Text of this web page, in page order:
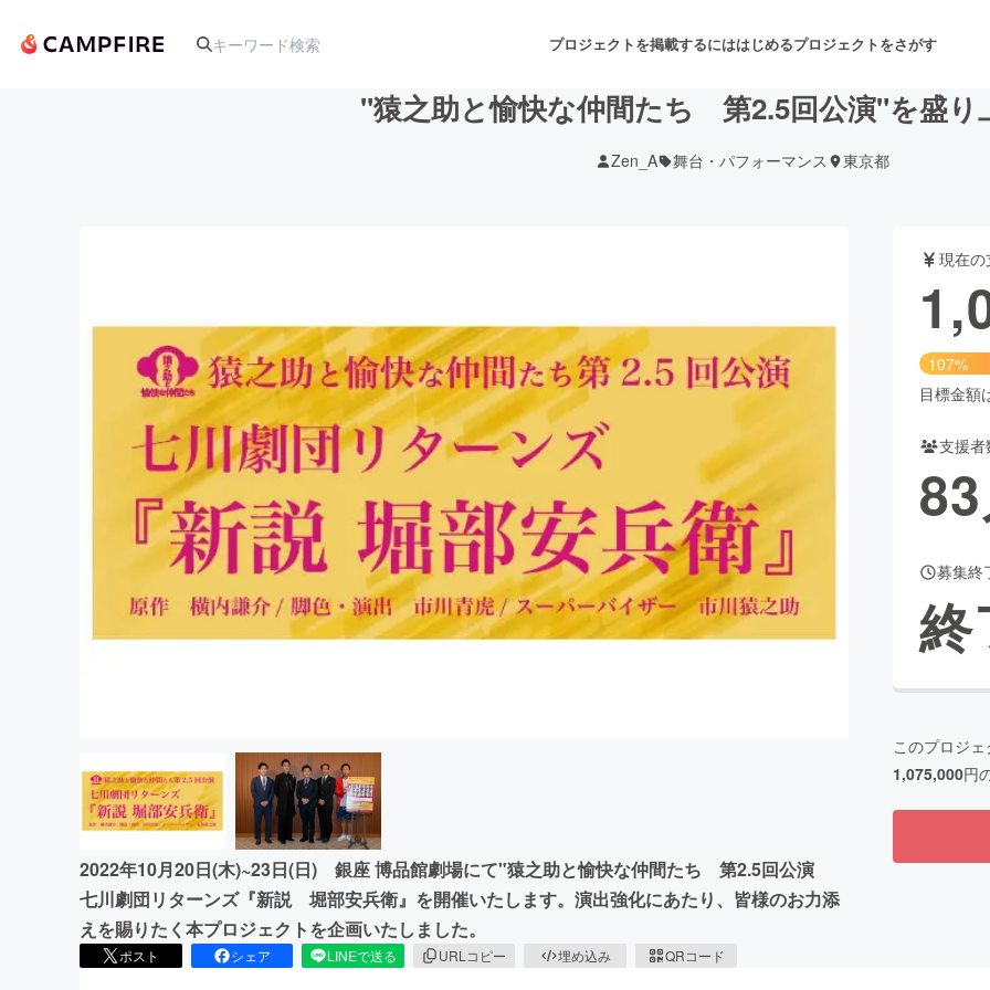
プロジェクトを掲載するにははじめるプロジェクトをさがす
舞台・パフォーマンス
テクノロジー・ガジェット ゲーム・サービス開発 フード・飲食店
映像・映画 書籍・雑誌出版
ビジネス・起業 チャレンジ ビューティー・ヘルスケ
まちづくり・地域活性化
CAMPFIRE for Social GoodCAMPFIRE Creation
CAMPFIREふるさと納税machi-ya
"猿之助と愉快な仲間たち 第2.5回公演"を盛り
Zen_A 舞台・パフォーマンス 東京都
2022年10月20日(木)~23日(日) 銀座 博品館劇場にて"猿之助と愉快な仲間たち 第2.5回公演
七川劇団リターンズ『新説 堀部安兵衛』を開催いたします。演出強化にあたり、皆様のお力添
えを賜りたく本プロジェクトを企画いたしました。
ポスト シェア LINEで送る URLコピー 埋め込み QRコード
現在
107%
目標金額
支援者
83
募集終
終
このプロジ
1,075,000円